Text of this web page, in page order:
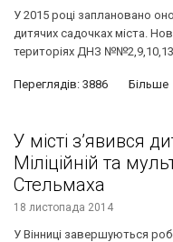
У 2015 році заплановано
дитячих садочках міста.
територіях ДНЗ №№2,9,10,13
Переглядів: 3886 Більше
У місті з’явився
Міліційній та
Стельмаха
18 листопада 2014
У Вінниці завершуються